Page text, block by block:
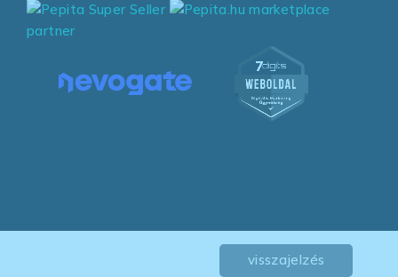
visszajelzés
marketplace
partner